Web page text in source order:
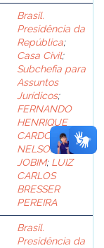
Brasil.
Presidência da
República;
Casa Civil;
Subchefia para
Assuntos
Jurídicos;
FERNANDO
HENRIQUE
CARDOSO;
NELSON A.
JOBIM; LUIZ
CARLOS
BRESSER
PEREIRA
Brasil.
Presidência da